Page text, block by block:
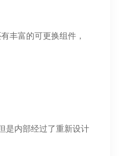
丰富的可更换组件，
是内部经过了重新设计